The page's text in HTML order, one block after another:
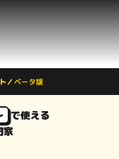
／ベータ版
で使える
家